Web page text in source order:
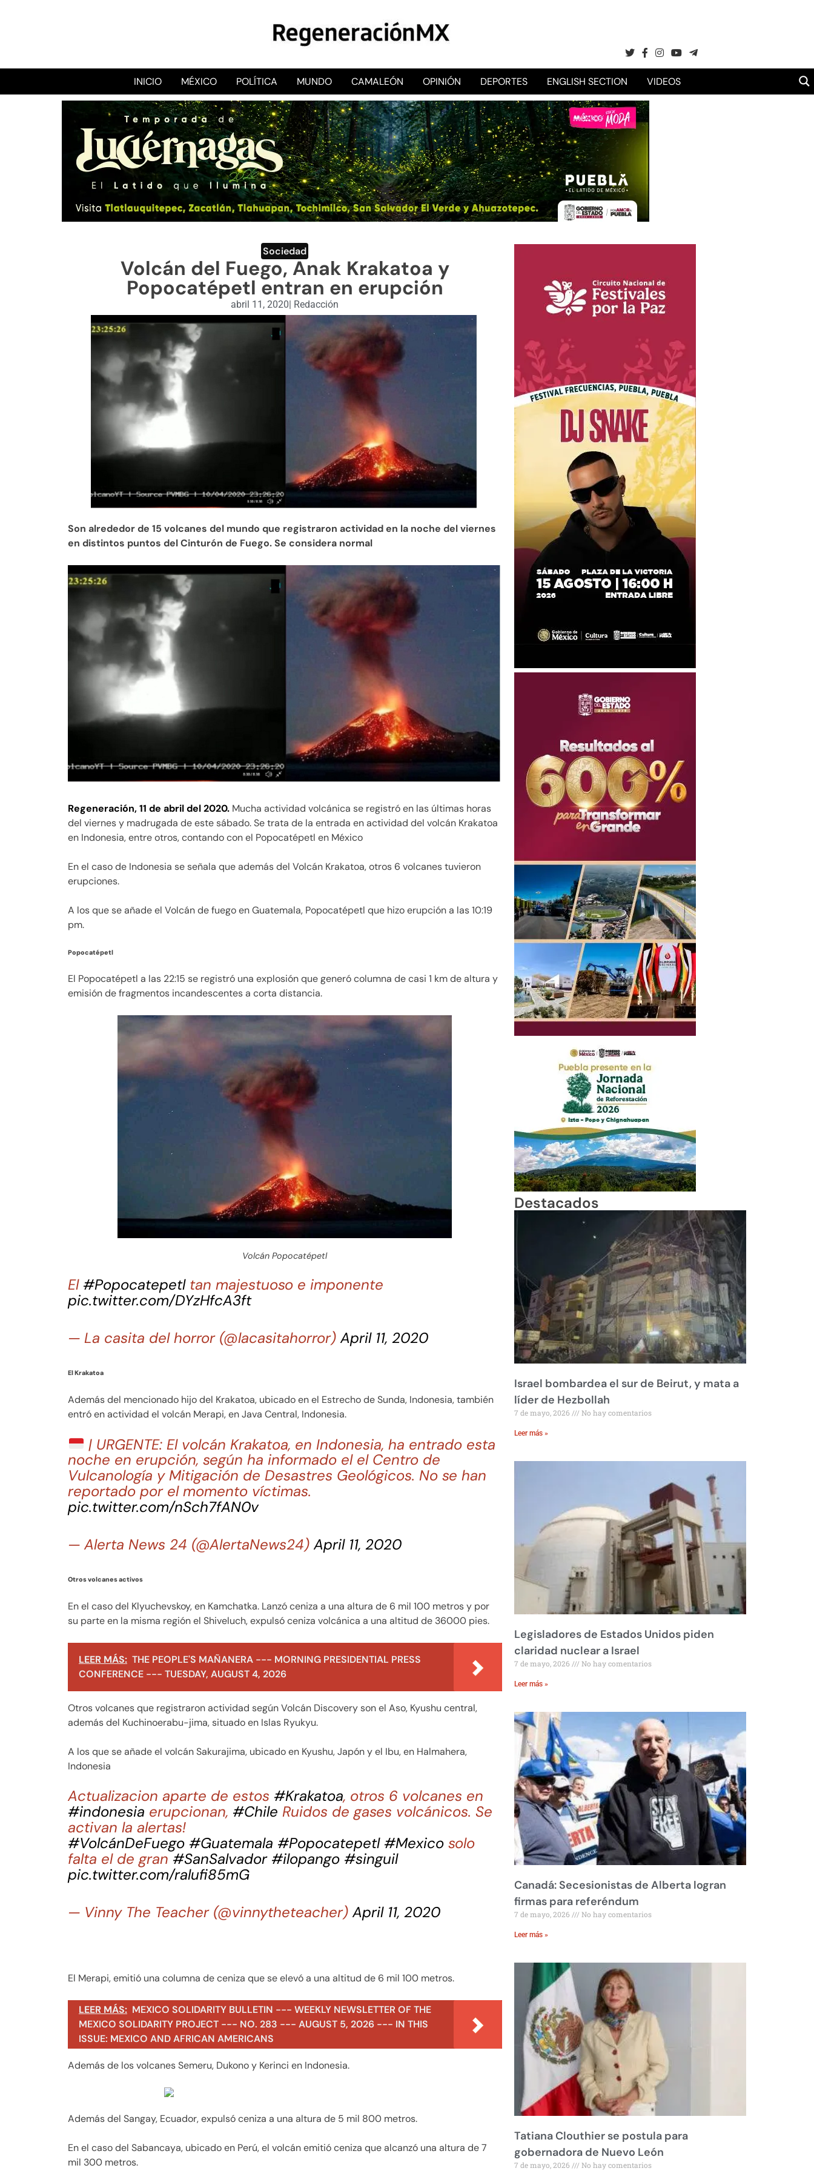
RegeneraciónMX
Sitio de noticias libre e independiente
INICIO MÉXICO POLÍTICA MUNDO CAMALEÓN OPINIÓN DEPORTES ENGLISH SECTION VIDEOS
Sociedad
Volcán del Fuego, Anak Krakatoa y
Popocatépetl entran en erupción
abril 11, 2020 Redacción
Son alrededor de 15 volcanes del mundo que registraron actividad en la noche del viernes
en distintos puntos del Cinturón de Fuego. Se considera normal
Regeneración, 11 de abril del 2020. Mucha actividad volcánica se registró en las últimas horas
del viernes y madrugada de este sábado. Se trata de la entrada en actividad del volcán Krakatoa
en Indonesia, entre otros, contando con el Popocatépetl en México
En el caso de Indonesia se señala que además del Volcán Krakatoa, otros 6 volcanes tuvieron
erupciones.
A los que se añade el Volcán de fuego en Guatemala, Popocatépetl que hizo erupción a las 10:19
pm.
Popocatépetl
El Popocatépetl a las 22:15 se registró una explosión que generó columna de casi 1 km de altura y
emisión de fragmentos incandescentes a corta distancia.
Volcán Popocatépetl
El #Popocatepetltan majestuoso e imponente
pic.twitter.com/DYzHfcA3ft
— La casita del horror (@lacasitahorror)April 11, 2020
El Krakatoa
Además del mencionado hijo del Krakatoa, ubicado en el Estrecho de Sunda, Indonesia, también
entró en actividad el volcán Merapi, en Java Central, Indonesia.
| URGENTE: El volcán Krakatoa, en Indonesia, ha entrado esta
noche en erupción, según ha informado el el Centro de
Vulcanología y Mitigación de Desastres Geológicos. No se han
reportado por el momento víctimas.
pic.twitter.com/nSch7fAN0v
— Alerta News 24 (@AlertaNews24)April 11, 2020
Otros volcanes activos
En el caso del Klyuchevskoy, en Kamchatka. Lanzó ceniza a una altura de 6 mil 100 metros y por
su parte en la misma región el Shiveluch, expulsó ceniza volcánica a una altitud de 36000 pies.
LEER MÁS: THE PEOPLE'S MAÑANERA --- MORNING PRESIDENTIAL PRESS
CONFERENCE --- TUESDAY, AUGUST 4, 2026
Otros volcanes que registraron actividad según Volcán Discovery son el Aso, Kyushu central,
además del Kuchinoerabu-jima, situado en Islas Ryukyu.
A los que se añade el volcán Sakurajima, ubicado en Kyushu, Japón y el Ibu, en Halmahera,
Indonesia
Actualizacion aparte de estos #Krakatoa, otros 6 volcanes en
#indonesia erupcionan, #Chile Ruidos de gases volcánicos. Se
activan la alertas!
#VolcánDeFuego #Guatemala #Popocatepetl #Mexico solo
falta el de gran #SanSalvador #ilopango #singuil
pic.twitter.com/ralufi85mG
— Vinny The Teacher (@vinnytheteacher)April 11, 2020
El Merapi, emitió una columna de ceniza que se elevó a una altitud de 6 mil 100 metros.
LEER MÁS: MEXICO SOLIDARITY BULLETIN --- WEEKLY NEWSLETTER OF THE
MEXICO SOLIDARITY PROJECT --- NO. 283 --- AUGUST 5, 2026 --- IN THIS
ISSUE: MEXICO AND AFRICAN AMERICANS
Además de los volcanes Semeru, Dukono y Kerinci en Indonesia.
Además del Sangay, Ecuador, expulsó ceniza a una altura de 5 mil 800 metros.
En el caso del Sabancaya, ubicado en Perú, el volcán emitió ceniza que alcanzó una altura de 7
mil 300 metros.
Destacados
Israel bombardea el sur de Beirut, y mata a
líder de Hezbollah
7 de mayo, 2026 No hay comentarios
Leer más »
Legisladores de Estados Unidos piden
claridad nuclear a Israel
7 de mayo, 2026 No hay comentarios
Leer más »
Canadá: Secesionistas de Alberta logran
firmas para referéndum
7 de mayo, 2026 No hay comentarios
Leer más »
Tatiana Clouthier se postula para
gobernadora de Nuevo León
7 de mayo, 2026 No hay comentarios